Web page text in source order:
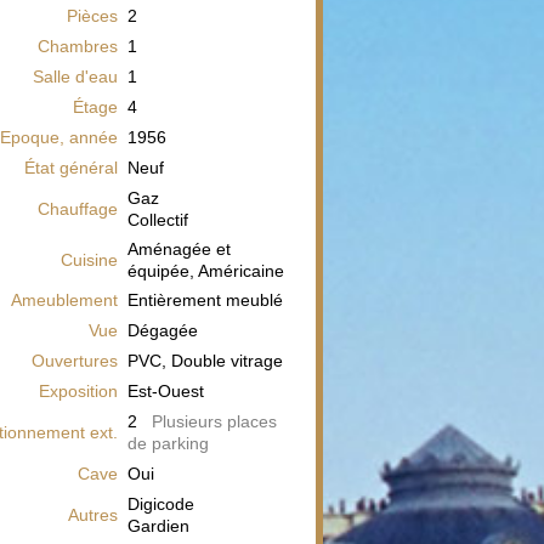
Pièces 2
Chambres 1
Salle d'eau
1
Étage 4
Epoque, année
1956
État général Neuf
Chauffage
Gaz
Collectif
Cuisine
Aménagée et
équipée, Américaine
Ameublement Entièrement meublé
Vue
Dégagée
Ouvertures PVC, Double vitrage
Exposition
Est-Ouest
ext.
2 Plusieurs places
de parking
Cave Oui
Autres
Digicode
Gardien